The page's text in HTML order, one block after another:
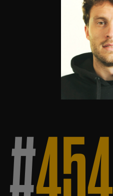
#454